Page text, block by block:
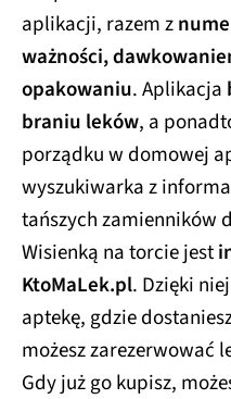
aplikacji, razem z
ważności,
opakowaniu. Aplikacja
braniu leków, a
porządku w domowej
wyszukiwarka z
tańszych zamienników
Wisienką na torcie jest
KtoMaLek.pl. Dzięki
aptekę, gdzie
możesz zarezerwować
Gdy już go kupisz,